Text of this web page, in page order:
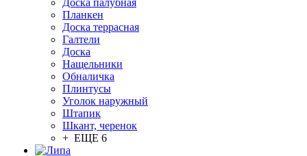
Доска палубная
Планкен
Доска террасная
Галтели
Доска
Нащельники
Обналичка
Плинтусы
Уголок наружный
Штапик
Шкант, черенок
+ ЕЩЕ 6